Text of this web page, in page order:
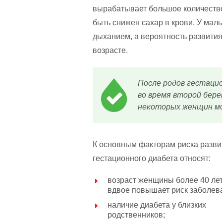
вырабатывает большое
быть снижен сахар в крови. У
дыханием, а вероятность
возрасте.
После родов
во время второй
некоторых женщин
К основным факторам риска
гестационного диабета относят:
возраст женщины более 40
вдвое повышает риск
наличие диабета у близких
родственников;